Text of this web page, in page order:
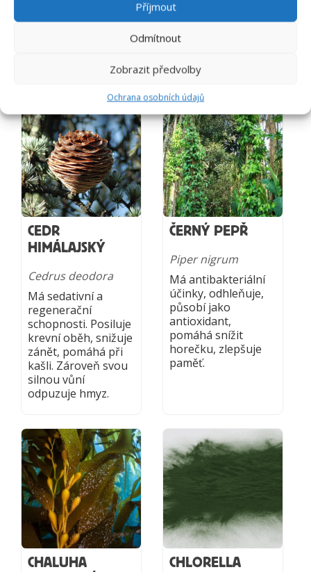
Příjmout
Odmítnout
Zobrazit předvolby
Ochrana osobních údajů
při zevním použití
CEDR
HIMÁLAJSKÝ
Cedrus deodora
Má sedativní a
regenerační
schopnosti. Posiluje
krevní oběh, snižuje
zánět, pomáhá při
kašli. Zároveň svou
silnou vůní
odpuzuje hmyz.
ČERNÝ PEPŘ
Piper nigrum
Má antibakteriální
účinky, odhleňuje,
působí jako
antioxidant,
pomáhá snížit
horečku, zlepšuje
paměť.
CHALUHA
CHLORELLA